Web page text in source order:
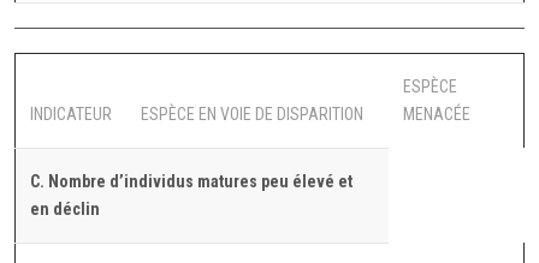
INDICATEUR ESPÈCE EN VOIE DE DISPARITION
ESPÈCE
MENACÉE
C. Nombre d’individus matures peu élevé et
en déclin